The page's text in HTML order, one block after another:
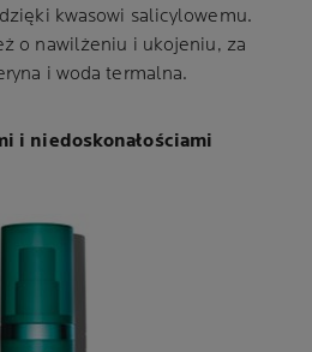
kwasowi salicylowemu.
o nawilżeniu i ukojeniu, za
i woda termalna.
i niedoskonałościami